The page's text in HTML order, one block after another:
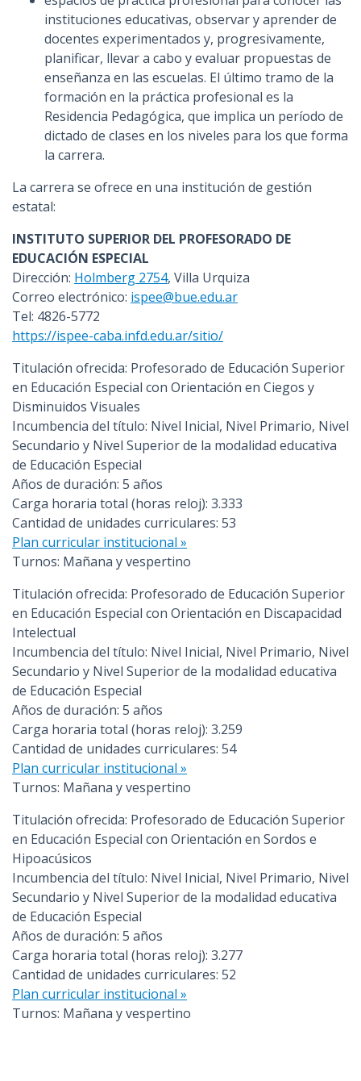
instituciones educativas, observar y aprender de
docentes experimentados y, progresivamente,
planificar, llevar a cabo y evaluar propuestas de
enseñanza en las escuelas. El último tramo de la
formación en la práctica profesional es la
Residencia Pedagógica, que implica un período de
dictado de clases en los niveles para los que forma
la carrera.
La carrera se ofrece en una institución de gestión
estatal:
INSTITUTO SUPERIOR DEL PROFESORADO DE
EDUCACIÓN ESPECIAL
Dirección: Holmberg 2754, Villa Urquiza
Correo electrónico: ispee@bue.edu.ar
Tel: 4826-5772
https://ispee-caba.infd.edu.ar/sitio/
Titulación ofrecida: Profesorado de Educación Superior
en Educación Especial con Orientación en Ciegos y
Disminuidos Visuales
Incumbencia del título: Nivel Inicial, Nivel Primario, Nivel
Secundario y Nivel Superior de la modalidad educativa
de Educación Especial
Años de duración: 5 años
Carga horaria total (horas reloj): 3.333
Cantidad de unidades curriculares: 53
Plan curricular institucional »
Turnos: Mañana y vespertino
Titulación ofrecida: Profesorado de Educación Superior
en Educación Especial con Orientación en Discapacidad
Intelectual
Incumbencia del título: Nivel Inicial, Nivel Primario, Nivel
Secundario y Nivel Superior de la modalidad educativa
de Educación Especial
Años de duración: 5 años
Carga horaria total (horas reloj): 3.259
Cantidad de unidades curriculares: 54
Plan curricular institucional »
Turnos: Mañana y vespertino
Titulación ofrecida: Profesorado de Educación Superior
en Educación Especial con Orientación en Sordos e
Hipoacúsicos
Incumbencia del título: Nivel Inicial, Nivel Primario, Nivel
Secundario y Nivel Superior de la modalidad educativa
de Educación Especial
Años de duración: 5 años
Carga horaria total (horas reloj): 3.277
Cantidad de unidades curriculares: 52
Plan curricular institucional »
Turnos: Mañana y vespertino